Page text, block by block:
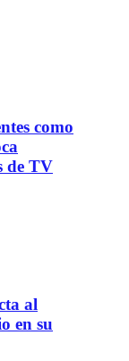
como
de TV
al
en su